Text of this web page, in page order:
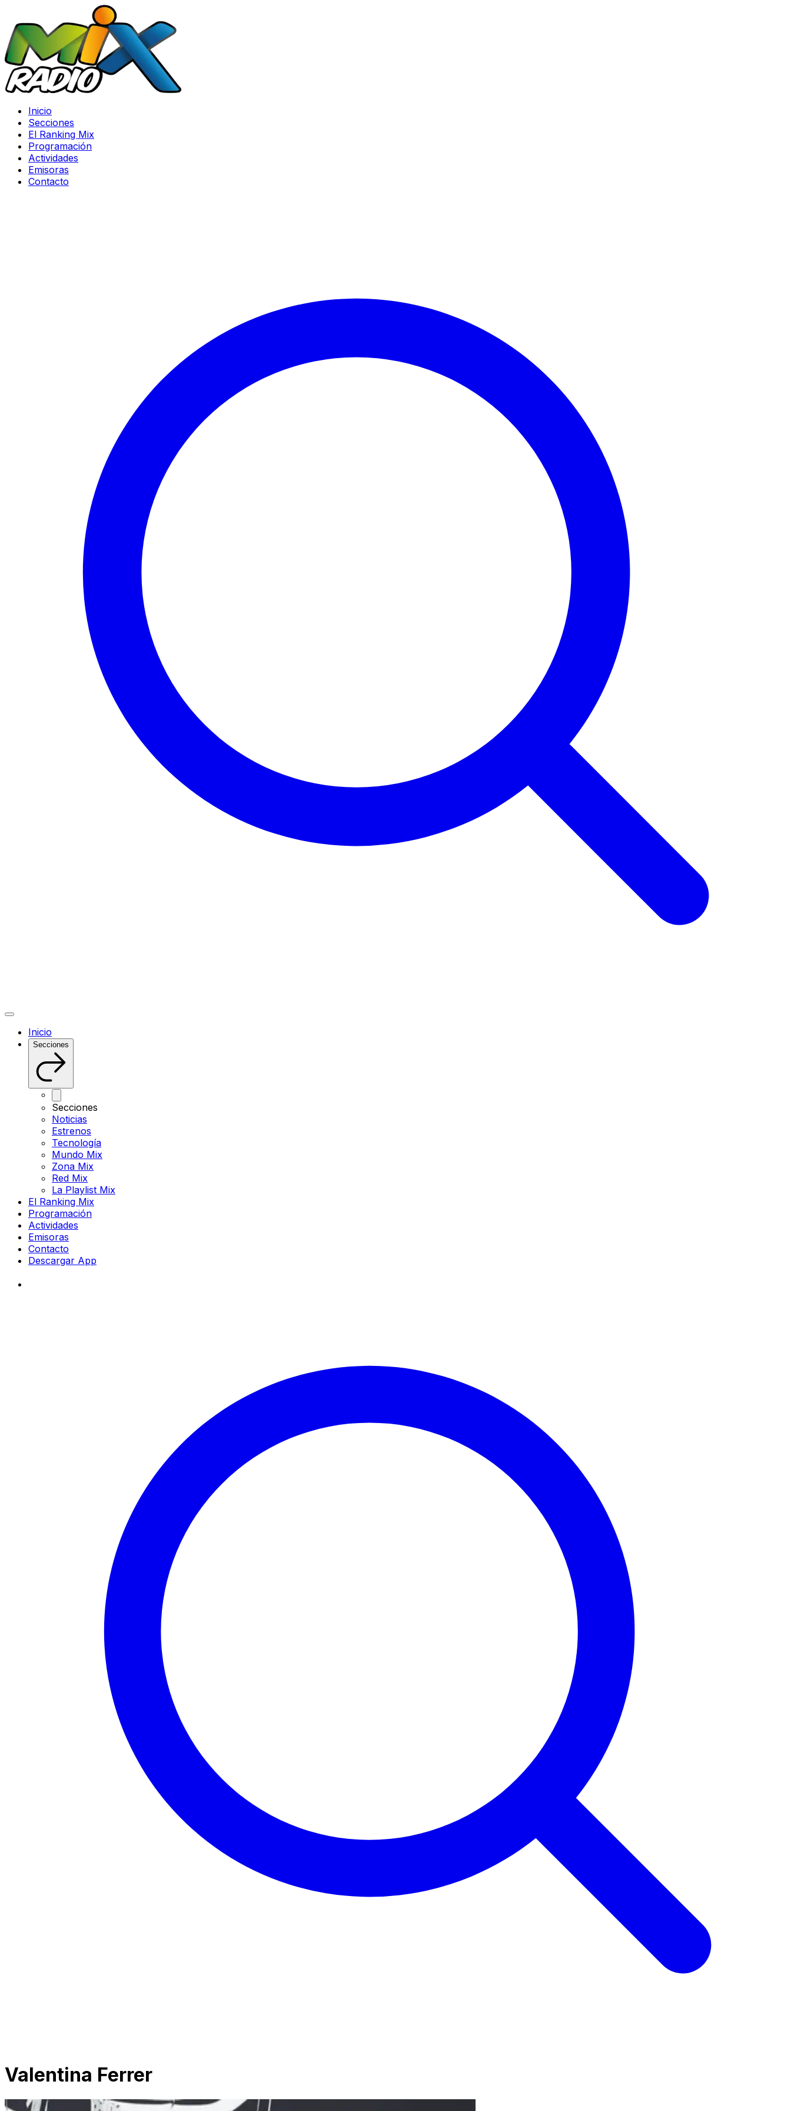
Inicio
Secciones
El Ranking Mix
Programación
Actividades
Emisoras
Contacto
Inicio
Secciones
Secciones
Noticias
Estrenos
Tecnología
Mundo Mix
Zona Mix
Red Mix
La Playlist Mix
El Ranking Mix
Programación
Actividades
Emisoras
Contacto
Descargar App
Valentina Ferrer